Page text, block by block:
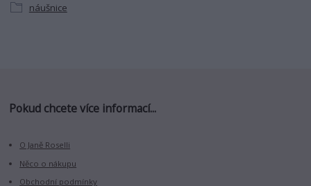
náušnice
Pokud chcete více informací...
O Janě Roselli
Něco o nákupu
Obchodní podmínky